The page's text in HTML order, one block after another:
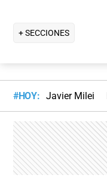
+ SECCIONES
#HOY: Javier Milei